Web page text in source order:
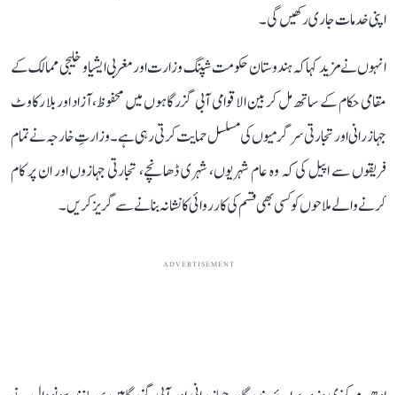
اپنی خدمات جاری رکھیں گی۔
انہوں نے مزید کہا کہ ہندوستان حکومت شپنگ وزارت اور مغربی ایشیا و خلیجی ممالک کے
مقامی حکام کے ساتھ مل کر بین الاقوامی آبی گزرگاہوں میں محفوظ، آزاد اور بلا رکاوٹ
جہاز رانی اور تجارتی سرگرمیوں کی مسلسل حمایت کرتی رہی ہے۔ وزارتِ خارجہ نے تمام
فریقوں سے اپیل کی کہ وہ عام شہریوں، شہری ڈھانچے، تجارتی جہازوں اور ان پر کام
کرنے والے ملاحوں کو کسی بھی قسم کی کارروائی کا نشانہ بنانے سے گریز کریں۔
ADVERTISEMENT